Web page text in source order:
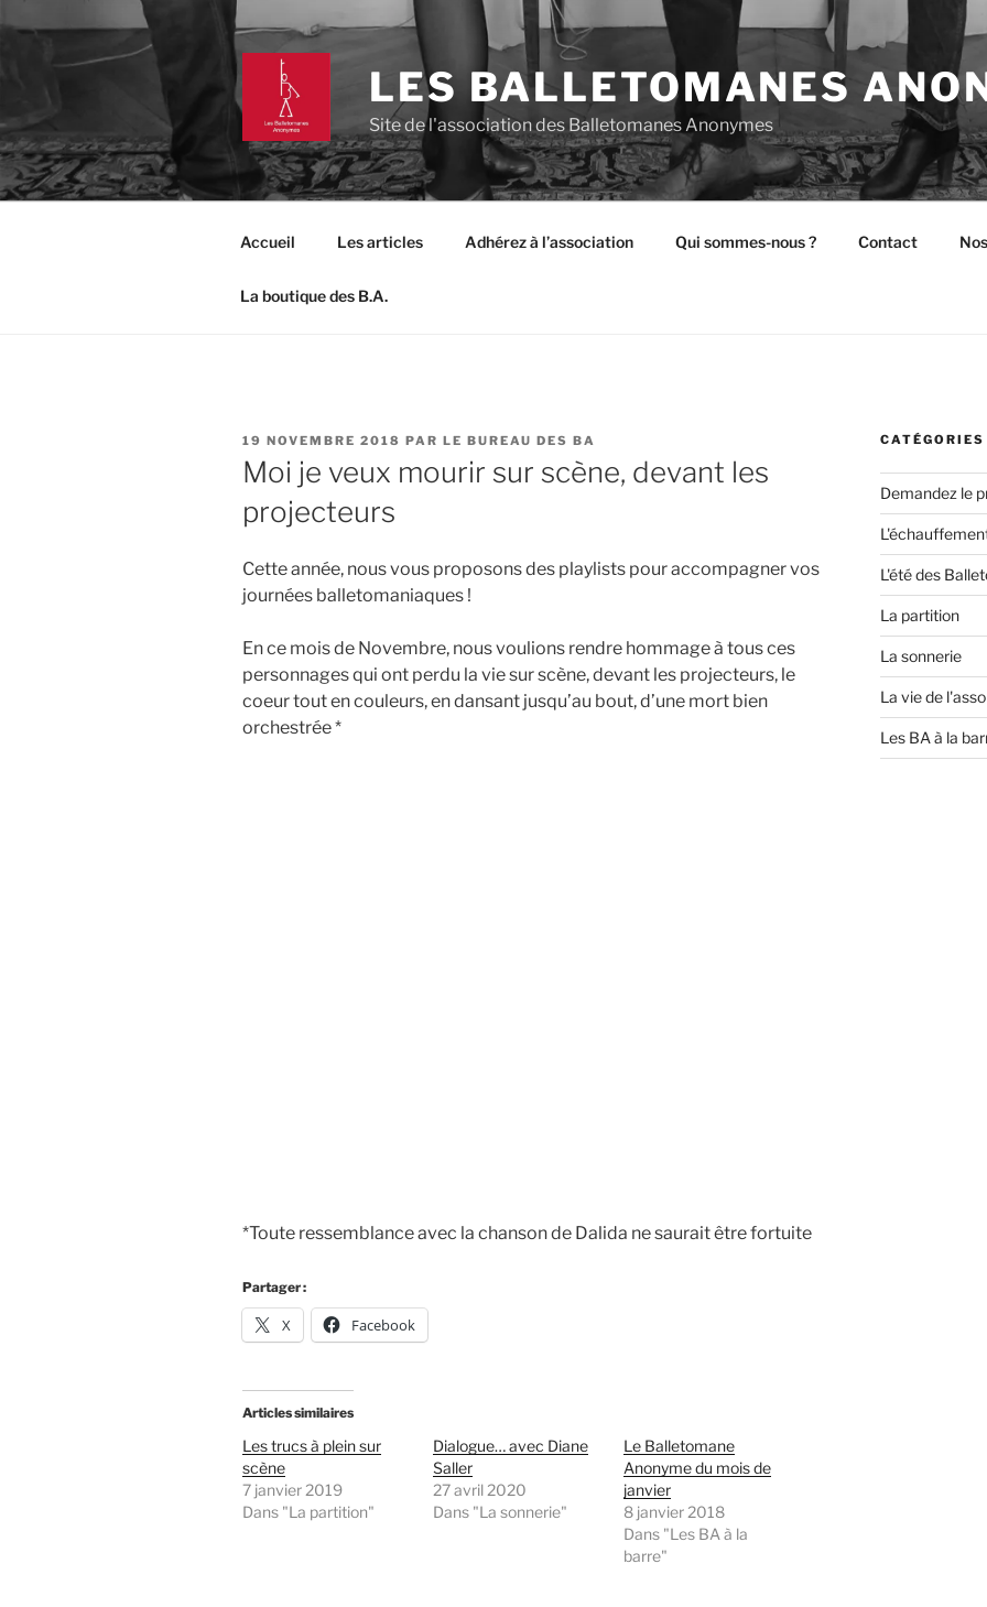
contenu
principal
LES BALLETOMANES
Site de l'association des Balletomanes Anonymes
Accueil Les articles Adhérez à l’association Qui sommes-nous ? Contact
La boutique des B.A.
PUBLIÉ
LE
19 NOVEMBRE 2018 PAR LE BUREAU DES BA
Moi je veux mourir sur scène, devant les
projecteurs
Cette année, nous vous proposons des playlists pour accompagner vos
journées balletomaniaques !
En ce mois de Novembre, nous voulions rendre hommage à tous ces
personnages qui ont perdu la vie sur scène, devant les projecteurs, le
coeur tout en couleurs, en dansant jusqu’au bout, d’une mort bien
orchestrée *
*Toute ressemblance avec la chanson de Dalida ne saurait être fortuite
Partager :
X Facebook
Articles similaires
Les trucs à plein sur
scène
7 janvier 2019
Dans "La partition"
Dialogue… avec Diane
Saller
27 avril 2020
Dans "La sonnerie"
Le Balletomane
Anonyme du mois de
janvier
8 janvier 2018
Dans "Les BA à la
barre"
CATÉGORIES
Demandez le
L'été des
La partition
La sonnerie
La vie de l'asso
Les BA à la